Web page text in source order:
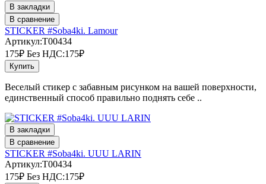
В закладки
В сравнение
STICKER #Soba4ki. Lamour
Артикул:T00434
175₽ Без НДС:175₽
Купить
Веселый стикер с забавным рисунком на вашей поверхности,
единственный способ правильно поднять себе ..
В закладки
В сравнение
STICKER #Soba4ki. UUU LARIN
Артикул:T00434
175₽ Без НДС:175₽